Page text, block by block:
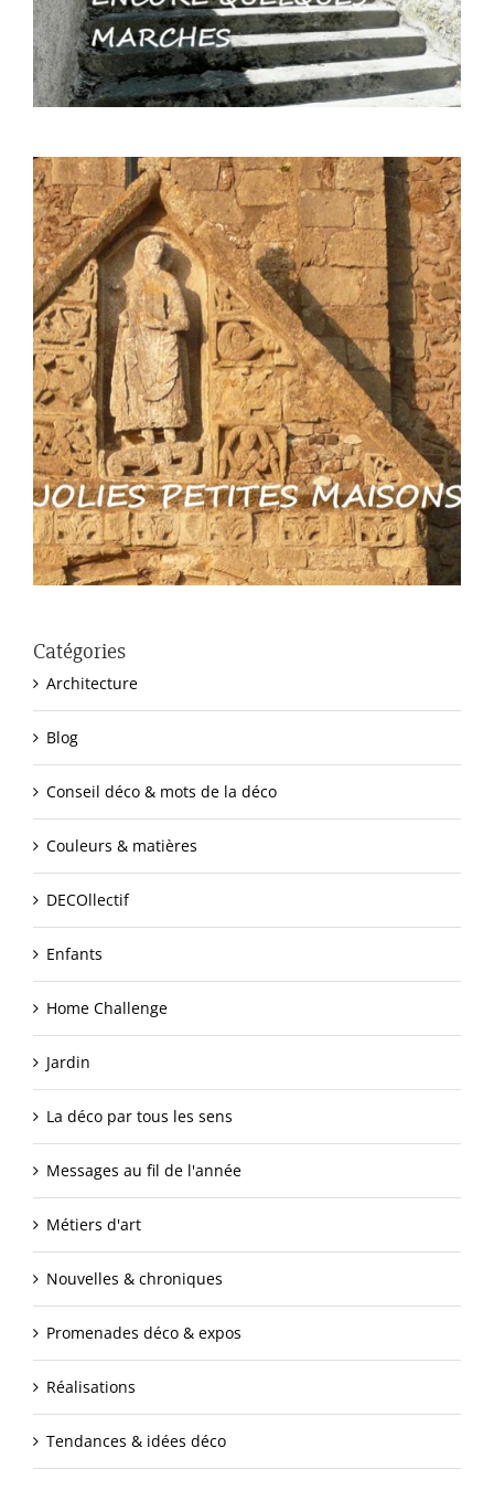
Catégories
Architecture
Blog
Conseil déco & mots de la déco
Couleurs & matières
DECOllectif
Enfants
Home Challenge
Jardin
La déco par tous les sens
Messages au fil de l'année
Métiers d'art
Nouvelles & chroniques
Promenades déco & expos
Réalisations
Tendances & idées déco